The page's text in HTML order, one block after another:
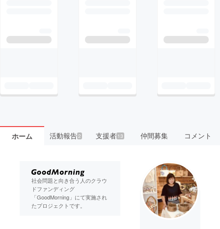
ホーム 活動報告2 支援者 13 仲間募集 コメント
社会問題と向き合う人のクラウ
ドファンディング
「GoodMorning」にて実施され
たプロジェクトです。